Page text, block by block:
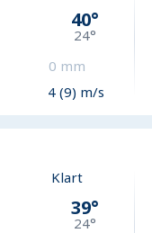
40°
24°
0 mm
4 (9) m/s
Klart
39°
24°